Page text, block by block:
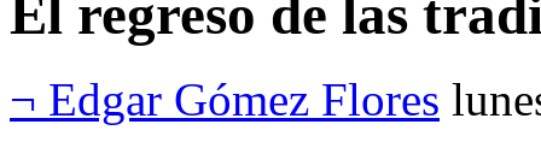
El regreso de las
¬ Edgar Gómez Flores